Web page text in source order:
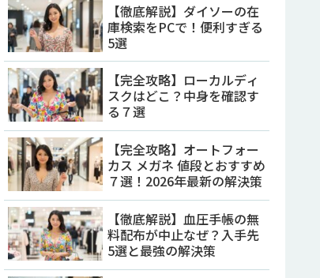
【徹底解説】ダイソーの在
庫検索をPCで！便利すぎる
5選
【完全攻略】ローカルディ
スクはどこ？中身を確認す
る７選
【完全攻略】オートフォー
カス メガネ 値段とおすすめ
７選！2026年最新の解決策
【徹底解説】血圧手帳の無
料配布が中止なぜ？入手先
5選と最強の解決策